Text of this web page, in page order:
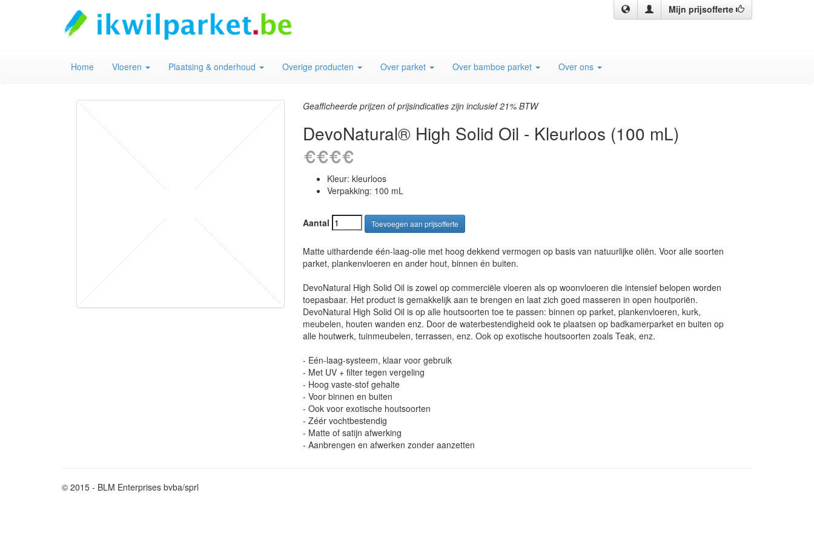
Mijn prijsofferte
Home Vloeren Plaatsing & onderhoud Overige producten Over parket Over bamboe parket Over ons
Geafficheerde prijzen of prijsindicaties zijn inclusief 21% BTW
DevoNatural® High Solid Oil - Kleurloos (100 mL)
Kleur: kleurloos
Verpakking: 100 mL
Aantal
Matte uithardende één-laag-olie met hoog dekkend vermogen op basis van natuurlijke oliën. Voor alle soorten
parket, plankenvloeren en ander hout, binnen én buiten.
DevoNatural High Solid Oil is zowel op commerciële vloeren als op woonvloeren die intensief belopen worden
toepasbaar. Het product is gemakkelijk aan te brengen en laat zich goed masseren in open houtporiën.
DevoNatural High Solid Oil is op alle houtsoorten toe te passen: binnen op parket, plankenvloeren, kurk,
meubelen, houten wanden enz. Door de waterbestendigheid ook te plaatsen op badkamerparket en buiten op
alle houtwerk, tuinmeubelen, terrassen, enz. Ook op exotische houtsoorten zoals Teak, enz.
- Eén-laag-systeem, klaar voor gebruik
- Met UV + filter tegen vergeling
- Hoog vaste-stof gehalte
- Voor binnen en buiten
- Ook voor exotische houtsoorten
- Zéér vochtbestendig
- Matte of satijn afwerking
- Aanbrengen en afwerken zonder aanzetten
© 2015 - BLM Enterprises bvba/sprl